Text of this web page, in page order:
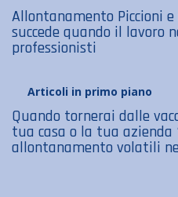
Allontanamento Piccioni e
succede quando il lavoro
professionisti
Articoli in primo piano
Quando tornerai dalle
tua casa o la tua
allontanamento volatili